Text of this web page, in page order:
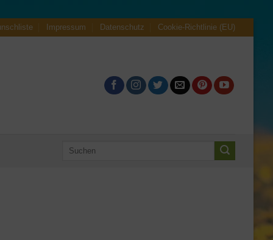
Impressum Datenschutz Cookie-Richtlinie (EU)
Suche